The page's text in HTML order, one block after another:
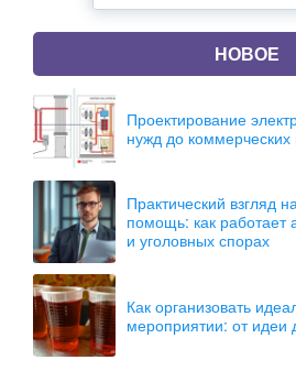
НОВОЕ
Проектирование
нужд до
Практический взгляд
помощь: как работает
и уголовных спорах
Как организовать
мероприятии: от идеи